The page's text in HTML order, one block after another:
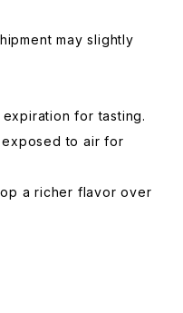
may slightly
for tasting.
to air for
a richer flavor over